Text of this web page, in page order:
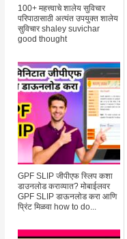
100+ महत्त्वाचे शालेय सुविचार
परिपाठासाठी अत्यंत उपयुक्त शालेय
सुविचार shaley suvichar
good thought
GPF SLIP जीपीएफ स्लिप कशा
डाउनलोड कराव्यात? मोबाईलवर
GPF SLIP डाऊनलोड करा आणि
प्रिंट मिळवा how to do...